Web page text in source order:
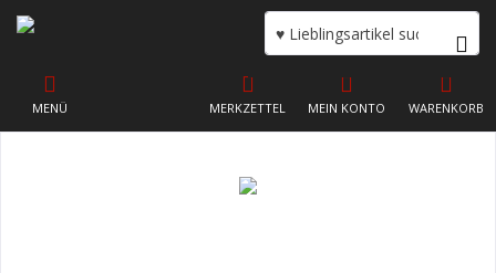
WARENKORB
MERKZETTEL MEIN KONTO
MENÜ